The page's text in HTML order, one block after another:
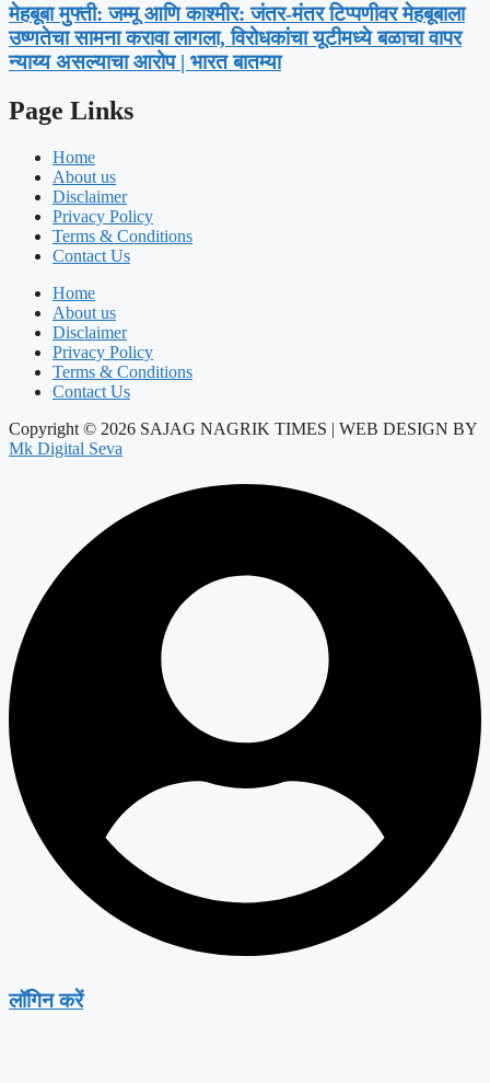
मेहबूबा मुफ्ती: जम्मू आणि काश्मीर: जंतर-मंतर टिप्पणीवर मेहबूबाला
उष्णतेचा सामना करावा लागला, विरोधकांचा यूटीमध्ये बळाचा वापर
न्याय्य असल्याचा आरोप | भारत बातम्या
Page Links
Home
About us
Disclaimer
Privacy Policy
Terms & Conditions
Contact Us
Home
About us
Disclaimer
Privacy Policy
Terms & Conditions
Contact Us
Copyright © 2026 SAJAG NAGRIK TIMES | WEB DESIGN BY
Mk Digital Seva
लॉगिन करें